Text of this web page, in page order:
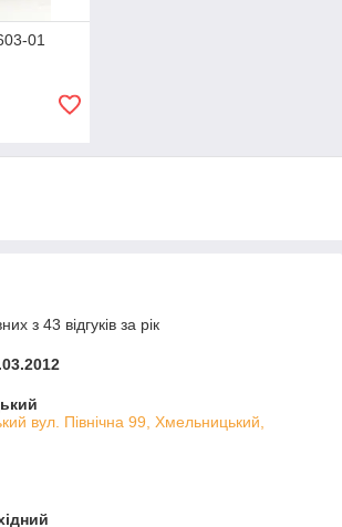
01
з 43 відгуків за рік
вул. Північна 99, Хмельницький,